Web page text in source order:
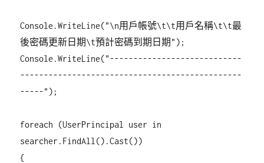
Console.WriteLine("\n用戶帳號\t\t用戶名稱\t\t最
後密碼更新日期\t預計密碼到期日期");
Console.WriteLine("----------------------------
-----------------------------------------------
-----");
foreach (UserPrincipal user in
searcher.FindAll().Cast())
{